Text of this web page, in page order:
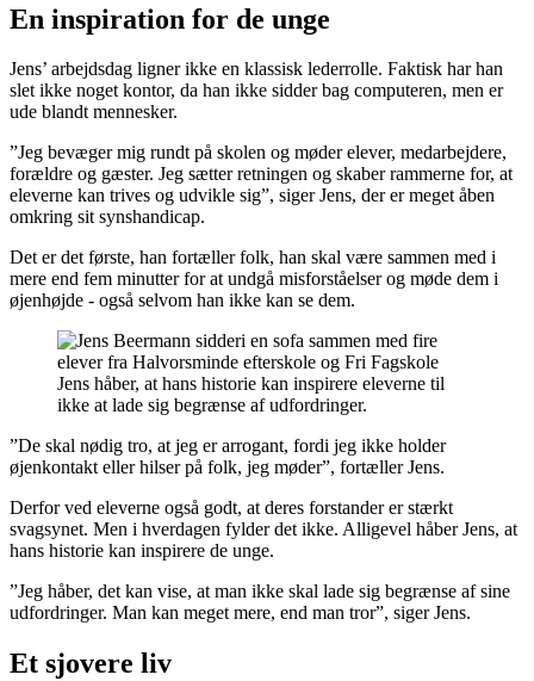
En inspiration for de unge
Jens’ arbejdsdag ligner ikke en klassisk lederrolle. Faktisk har han
slet ikke noget kontor, da han ikke sidder bag computeren, men er
ude blandt mennesker.
”Jeg bevæger mig rundt på skolen og møder elever, medarbejdere,
forældre og gæster. Jeg sætter retningen og skaber rammerne for, at
eleverne kan trives og udvikle sig”, siger Jens, der er meget åben
omkring sit synshandicap.
Det er det første, han fortæller folk, han skal være sammen med i
mere end fem minutter for at undgå misforståelser og møde dem i
øjenhøjde - også selvom han ikke kan se dem.
Jens håber, at hans historie kan inspirere eleverne til
ikke at lade sig begrænse af udfordringer.
”De skal nødig tro, at jeg er arrogant, fordi jeg ikke holder
øjenkontakt eller hilser på folk, jeg møder”, fortæller Jens.
Derfor ved eleverne også godt, at deres forstander er stærkt
svagsynet. Men i hverdagen fylder det ikke. Alligevel håber Jens, at
hans historie kan inspirere de unge.
”Jeg håber, det kan vise, at man ikke skal lade sig begrænse af sine
udfordringer. Man kan meget mere, end man tror”, siger Jens.
Et sjovere liv